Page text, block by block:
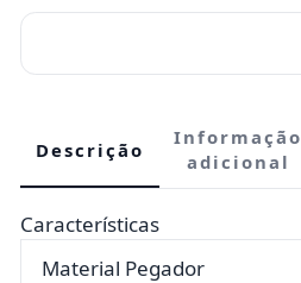
Descrição
Informação
adicional
Características
Material Pegador